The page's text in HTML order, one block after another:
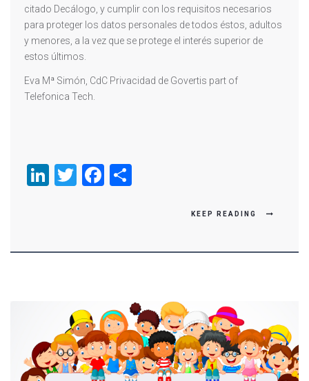
citado Decálogo, y cumplir con los requisitos necesarios
para proteger los datos personales de todos éstos, adultos
y menores, a la vez que se protege el interés superior de
estos últimos.
Eva Mª Simón, CdC Privacidad de Govertis part of
Telefonica Tech.
LinkedIn
TwitterFacebook
KEEP READING